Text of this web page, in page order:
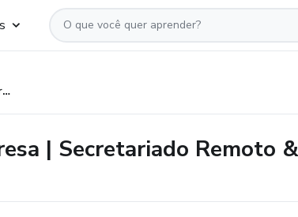
Como abrir uma empresa | Secretariado Remoto & Assistente Virtual
| Secretariado Remoto